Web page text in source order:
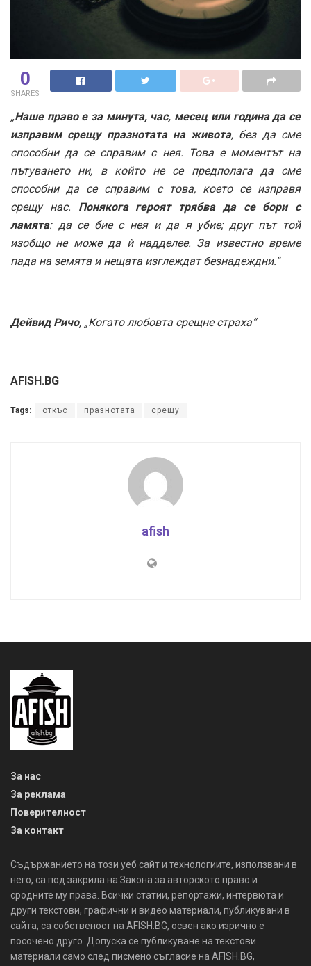
0
SHARES
„Наше право е за минута, час, месец или година да се
изправим срещу празнотата на живота, без да сме
способни да се справим с нея. Това е моментът на
пътуването ни, в който не се предполага да сме
способни да се справим с това, което се изправя
срещу нас. Понякога героят трябва да се бори с
ламята: да се бие с нея и да я убие; друг път той
изобщо не може да ѝ надделее. За известно време
пада на земята и нещата изглеждат безнадеждни.“
Дейвид Ричо, „Когато любовта срещне страха“
AFISH.BG
Tags: откъс празнотата срещу
afish
За нас
За реклама
Поверителност
За контакт
Съдържанието на този уеб сайт и технологиите, използвани в
него, са под закрила на Закона за авторското право и
сродните му права. Всички статии, репортажи, интервюта и
други текстови, графични и видео материали, публикувани в
сайта, са собственост на AFISH.BG, освен ако изрично е
посочено друго. Допуска се публикуване на текстови
материали само след писмено съгласие на AFISH.BG,